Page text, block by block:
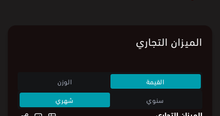
الميزان التجاري
القيمة
الوزن
سنوي
شهري